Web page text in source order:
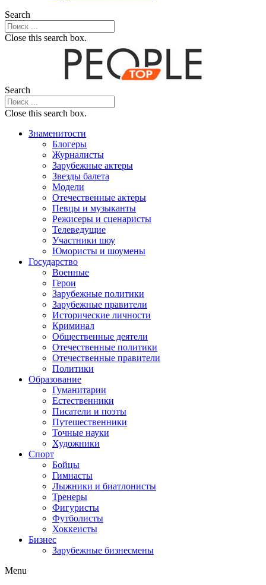
Search
Close this search box.
Search
Close this search box.
Знаменитости
Блогеры
Журналисты
Зарубежные актеры
Звезды балета
Модели
Отечественные актеры
Певцы и музыканты
Режисеры и сценаристы
Телеведущие
Участники шоу
Юмористы и шоумены
Государство
Военные
Герои
Зарубежные политики
Зарубежные правители
Исторические личности
Криминал
Общественные деятели
Отечественные политики
Отечественные правители
Политики
Образование
Гуманитарии
Естественники
Писатели и поэты
Путешественники
Точные науки
Художники
Спорт
Бойцы
Гимнасты
Лыжники и биатлонисты
Тренеры
Фигуристы
Футболисты
Хоккеисты
Бизнес
Зарубежные бизнесмены
Menu